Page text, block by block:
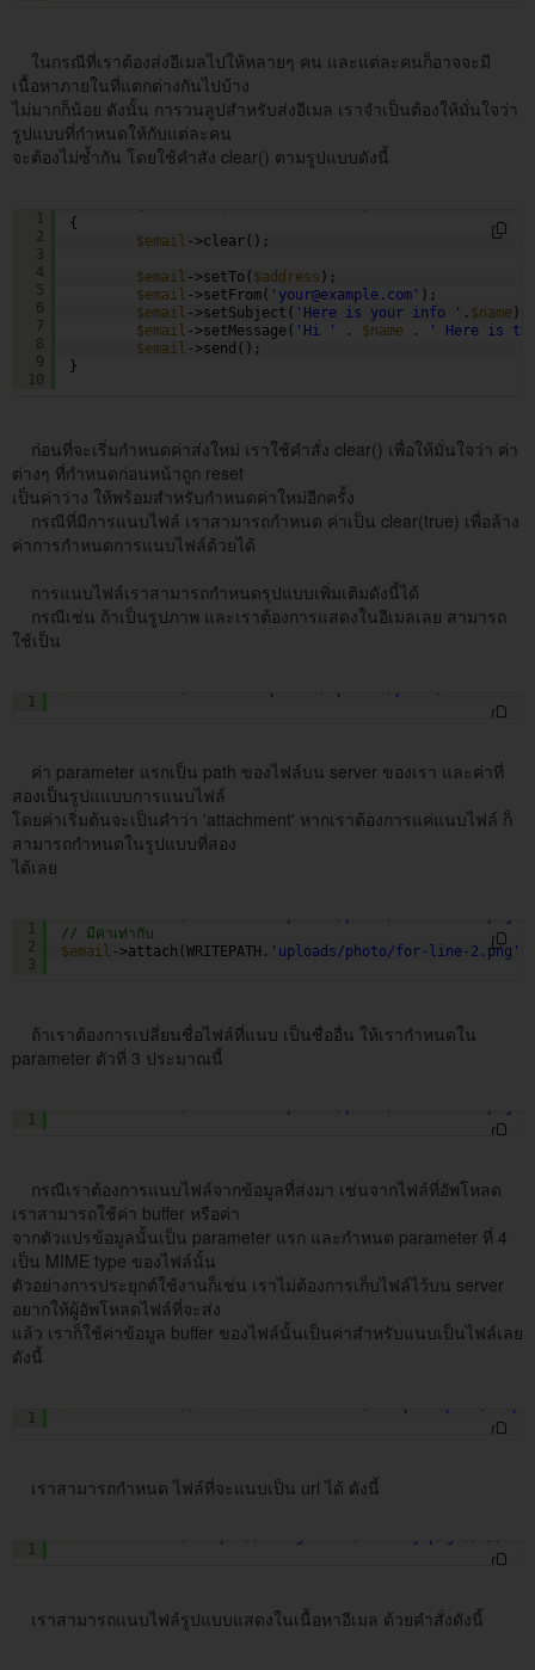
ในกรณีที่เราต้องส่งอีเมลไปให้หลายๆ คน และแต่ละคนก็อาจจะมี
เนื้อหาภายในที่แตกต่างกันไปบ้าง
ไม่มากก็น้อย ดังนั้น การวนลูปสำหรับส่งอีเมล เราจำเป็นต้องให้มั่นใจว่า
รูปแบบที่กำหนดให้กับแต่ละคน
จะต้องไม่ซ้ำกัน โดยใช้คำสัง clear() ตามรูปแบบดังนี้
1
2
3
4
5
6
7
8
9
10
{
$email ->clear();
$email ->setTo( $address );
$email ->setFrom( 'your@example.com' );
$email ->setSubject( 'Here is your info ' . $name);
$email ->setMessage( 'Hi ' . $name .
' Here is
$email ->send();
}
ก่อนที่จะเริ่มกำหนดค่าส่งใหม่ เราใช้คำสั่ง clear() เพื่อให้มั่นใจว่า ค่า
ต่างๆ ที่กำหนดก่อนหน้าถูก reset
เป็นค่าว่าง ให้พร้อมสำหรับกำหนดค่าใหม่อีกครั้ง
กรณีที่มีการแนบไฟล์ เราสามารถกำหนด ค่าเป็น clear(true) เพื่อล้าง
ค่าการกำหนดการแนบไฟล์ด้วยได้
การแนบไฟล์เราสามารถกำหนดรุปแบบเพิ่มเติมดังนี้ได้
กรณีเช่น ถ้าเป็นรูปภาพ และเราต้องการแสดงในอีเมลเลย สามารถ
ใช้เป็น
1
ค่า parameter แรกเป็น path ของไฟล์บน server ของเรา และค่าที่
สองเป็นรูปแแบบการแนบไฟล์
โดยค่าเริ่มต้นจะเป็นคำว่า 'attachment' หากเราต้องการแค่แนบไฟล์ ก็
สามารถกำหนดในรูปแบบที่สอง
ได้เลย
1
2
3
// มีค่าเท่ากับ
$email ->attach(WRITEPATH. 'uploads/photo/for-line-2.png'
ถ้าเราต้องการเปลี่ยนชื่อไฟล์ที่แนบ เป็นชื่ออื่น ให้เรากำหนดใน
parameter ตัวที่ 3 ประมาณนี้
1
กรณีเราต้องการแนบไฟล์จากข้อมูลที่ส่งมา เช่นจากไฟล์ที่อัพโหลด
เราสามารถใช้ค่า buffer หรือค่า
จากตัวแปรข้อมูลนั้นเป็น parameter แรก และกำหนด parameter ที่ 4
เป็น MIME type ของไฟล์นั้น
ตัวอย่างการประยุกต์ใช้งานก็เช่น เราไม่ต้องการเก็บไฟล์ไว้บน server
อยากให้ผู้อัพโหลดไฟล์ที่จะส่ง
แล้ว เราก็ใช้ค่าข้อมูล buffer ของไฟล์นั้นเป็นค่าสำหรับแนบเป็นไฟล์เลย
ดังนี้
1
เราสามารถกำหนด ไฟล์ที่จะแนบเป็น url ได้ ดังนี้
1
เราสามารถแนบไฟล์รูปแบบแสดงในเนื้อหาอีเมล ด้วยคำสั่งดังนี้